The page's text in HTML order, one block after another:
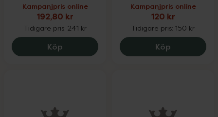
Kampanjpris online
192,80 kr
Tidigare pris: 241 kr
Köp Pureness Elektrolytpulver Cola-Citron,
Kampanjpris online
120 kr
Tidigare pris: 150 kr
Köp